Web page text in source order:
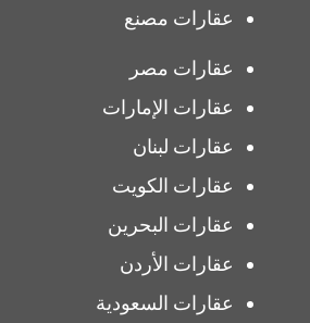
عقارات مصنع
عقارات مصر
عقارات الإمارات
عقارات لبنان
عقارات الكويت
عقارات البحرين
عقارات الأردن
عقارات السعودية